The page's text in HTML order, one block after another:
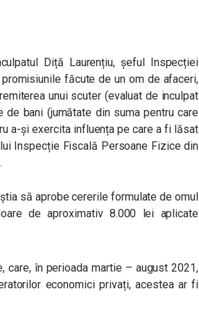
Diță Laurențiu, șeful Inspecției
făcute de un om de afaceri,
unui scuter (evaluat de inculpat
bani (jumătate din suma pentru care
a-și exercita influența pe care a fi lăsat
Inspecție Fiscală Persoane Fizice din
să aprobe cererile formulate de omul
de aproximativ 8.000 lei aplicate
care, în perioada martie – august 2021,
economici privați, acestea ar fi